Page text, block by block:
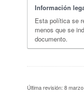
Información
Esta política se
menos que se
documento.
Última revisión: 8